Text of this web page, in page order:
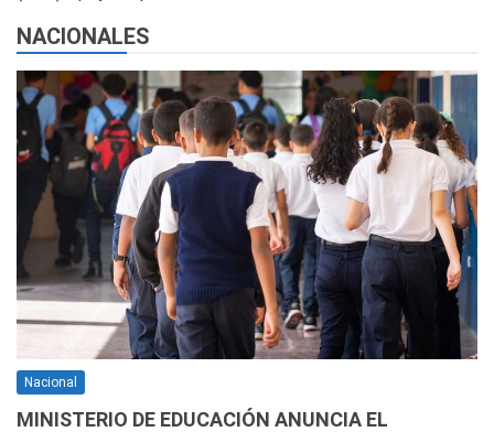
NACIONALES
Nacional
MINISTERIO DE EDUCACIÓN ANUNCIA EL